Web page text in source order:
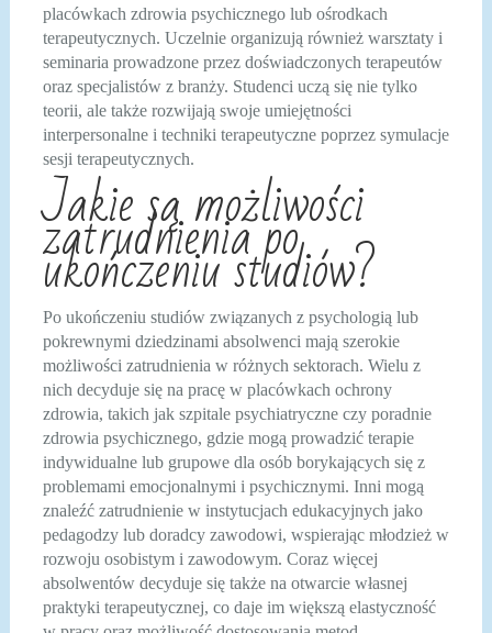
placówkach zdrowia psychicznego lub ośrodkach
terapeutycznych. Uczelnie organizują również warsztaty i
seminaria prowadzone przez doświadczonych terapeutów
oraz specjalistów z branży. Studenci uczą się nie tylko
teorii, ale także rozwijają swoje umiejętności
interpersonalne i techniki terapeutyczne poprzez symulacje
sesji terapeutycznych.
Jakie są możliwości
zatrudnienia po
ukończeniu studiów?
Po ukończeniu studiów związanych z psychologią lub
pokrewnymi dziedzinami absolwenci mają szerokie
możliwości zatrudnienia w różnych sektorach. Wielu z
nich decyduje się na pracę w placówkach ochrony
zdrowia, takich jak szpitale psychiatryczne czy poradnie
zdrowia psychicznego, gdzie mogą prowadzić terapie
indywidualne lub grupowe dla osób borykających się z
problemami emocjonalnymi i psychicznymi. Inni mogą
znaleźć zatrudnienie w instytucjach edukacyjnych jako
pedagodzy lub doradcy zawodowi, wspierając młodzież w
rozwoju osobistym i zawodowym. Coraz więcej
absolwentów decyduje się także na otwarcie własnej
praktyki terapeutycznej, co daje im większą elastyczność